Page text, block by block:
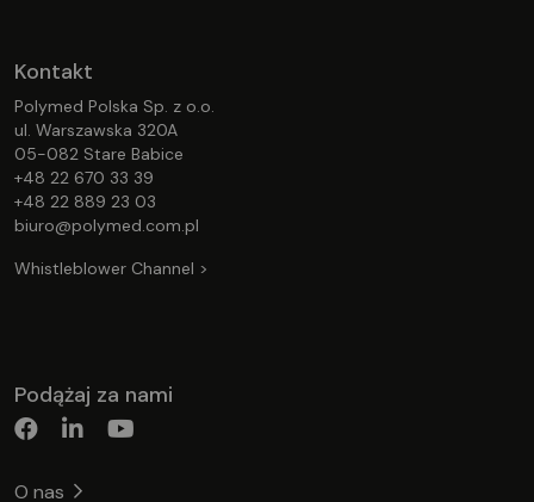
Kontakt
Polymed Polska Sp. z o.o.
ul. Warszawska 320A
05-082 Stare Babice
+48 22 670 33 39
+48 22 889 23 03
biuro@polymed.com.pl
Whistleblower Channel >
Podążaj za nami
O nas